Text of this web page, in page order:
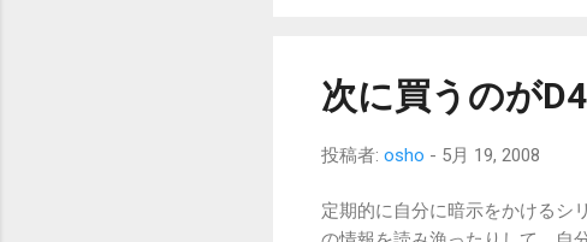
次に買うのが
投稿者: osho - 5月 19, 2008
定期的に自分に暗示をかけるシ